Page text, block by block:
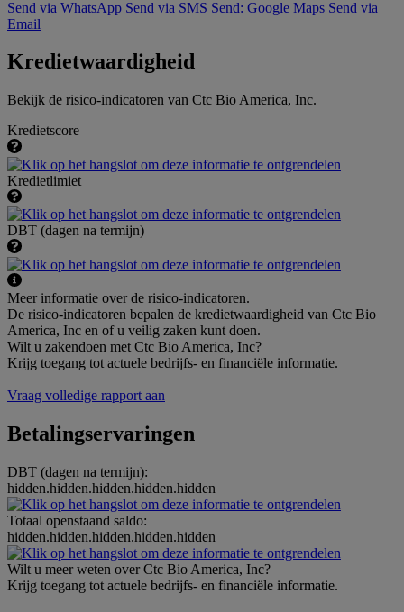
Send via WhatsApp Send via SMS Send: Google Maps Send via
Email
Kredietwaardigheid
Bekijk de risico-indicatoren van Ctc Bio America, Inc.
Kredietscore
Kredietlimiet
DBT (dagen na termijn)
Meer informatie over de risico-indicatoren.
De risico-indicatoren bepalen de kredietwaardigheid van Ctc Bio
America, Inc en of u veilig zaken kunt doen.
Wilt u zakendoen met Ctc Bio America, Inc?
Krijg toegang tot actuele bedrijfs- en financiële informatie.
Vraag volledige rapport aan
Betalingservaringen
DBT (dagen na termijn):
hidden.hidden.hidden.hidden.hidden
Totaal openstaand saldo:
hidden.hidden.hidden.hidden.hidden
Wilt u meer weten over Ctc Bio America, Inc?
Krijg toegang tot actuele bedrijfs- en financiële informatie.